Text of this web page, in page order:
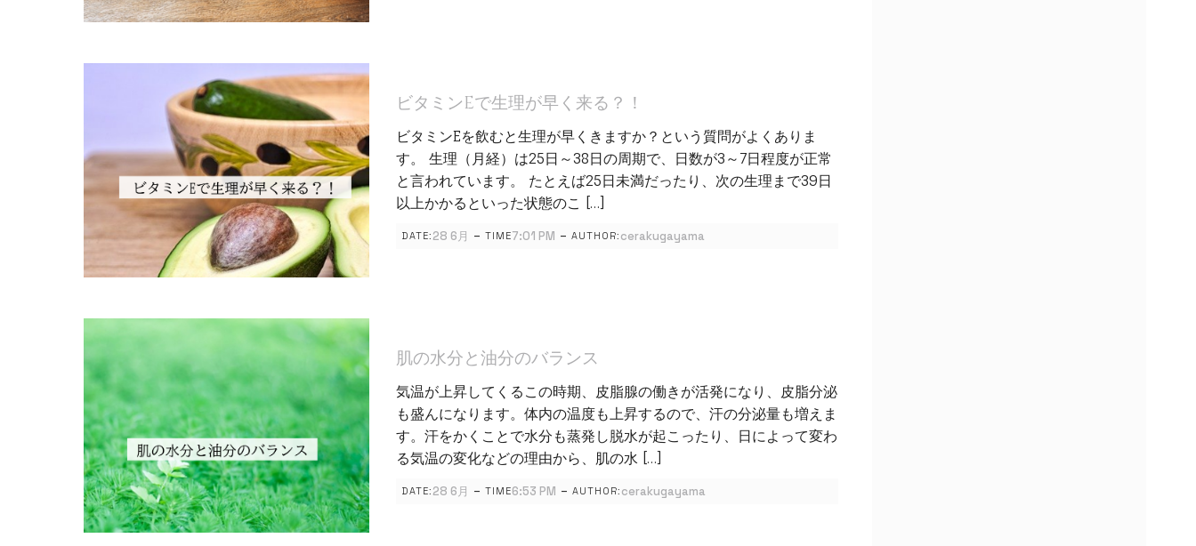
ビタミンEで生理が早く来る？！
ビタミンEを飲むと生理が早くきますか？という質問がよくありま
す。 生理（月経）は25日～38日の周期で、日数が3～7日程度が正常
と言われています。 たとえば25日未満だったり、次の生理まで39日
以上かかるといった状態のこ […]
DATE: 28 6月 - TIME7:01 PM - AUTHOR: cerakugayama
肌の水分と油分のバランス
気温が上昇してくるこの時期、皮脂腺の働きが活発になり、皮脂分泌
も盛んになります。体内の温度も上昇するので、汗の分泌量も増えま
す。汗をかくことで水分も蒸発し脱水が起こったり、日によって変わ
る気温の変化などの理由から、肌の水 […]
DATE: 28 6月 - TIME6:53 PM - AUTHOR: cerakugayama